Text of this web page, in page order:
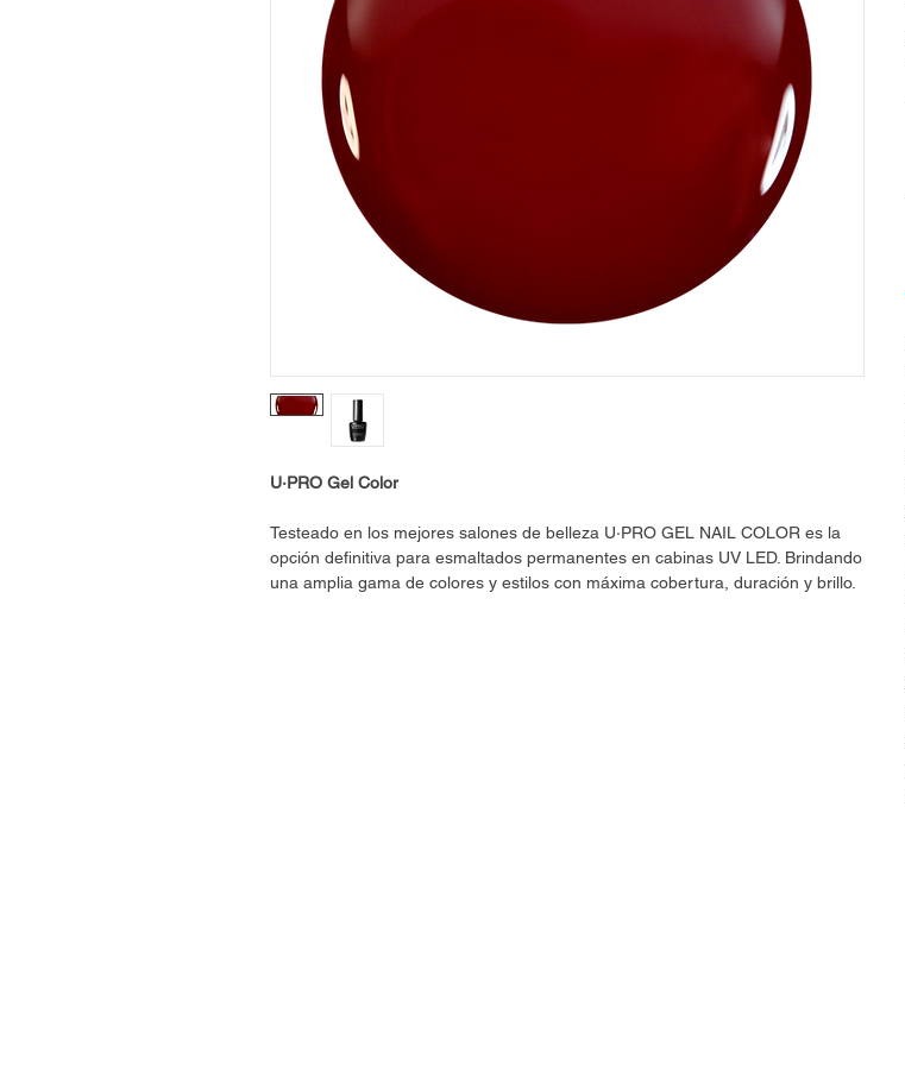
U·PRO Gel Color
Testeado en los mejores salones de belleza U·PRO GEL NAIL COLOR es la
opción definitiva para esmaltados permanentes en cabinas UV LED. Brindando
una amplia gama de colores y estilos con máxima cobertura, duración y brillo.